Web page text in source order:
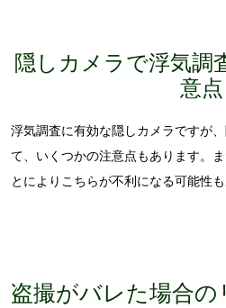
隠しカメラで浮気調
意点
浮気調査に有効な隠しカメラですが
て、いくつかの注意点もあります。
とによりこちらが不利になる可能性も
盗撮がバレた場合